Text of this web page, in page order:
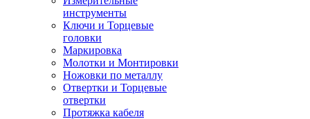
инструменты
Ключи и Торцевые
головки
Маркировка
Молотки и Монтировки
Ножовки по металлу
Отвертки и Торцевые
отвертки
Протяжка кабеля